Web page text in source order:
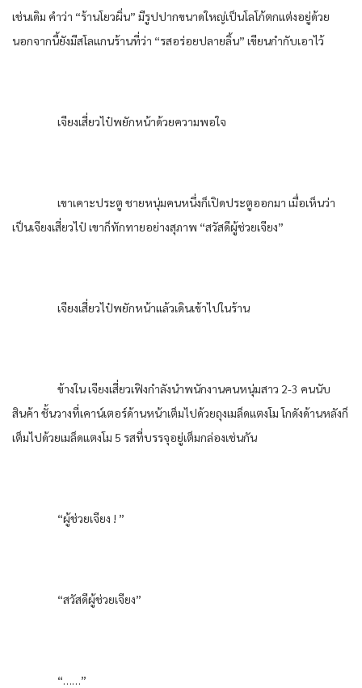
เช่นเดิม คำว่า “ร้านโยวผิ่น” มีรูปปากขนาดใหญ่เป็นโลโก้ตกแต่งอยู่ด้วย
นอกจากนี้ยังมีสโลแกนร้านที่ว่า “รสอร่อยปลายลิ้น” เขียนกำกับเอาไว้
เจียงเสี่ยวไป๋พยักหน้าด้วยความพอใจ
เขาเคาะประตู ชายหนุ่มคนหนึ่งก็เปิดประตูออกมา เมื่อเห็นว่า
เป็นเจียงเสี่ยวไป๋ เขาก็ทักทายอย่างสุภาพ “สวัสดีผู้ช่วยเจียง”
เจียงเสี่ยวไป๋พยักหน้าแล้วเดินเข้าไปในร้าน
ข้างใน เจียงเสี่ยวเฟิงกำลังนำพนักงานคนหนุ่มสาว 2-3 คนนับ
สินค้า ชั้นวางที่เคาน์เตอร์ด้านหน้าเต็มไปด้วยถุงเมล็ดแตงโม โกดังด้านหลังก็
เต็มไปด้วยเมล็ดแตงโม 5 รสที่บรรจุอยู่เต็มกล่องเช่นกัน
“ผู้ช่วยเจียง ! ”
“สวัสดีผู้ช่วยเจียง”
“……”